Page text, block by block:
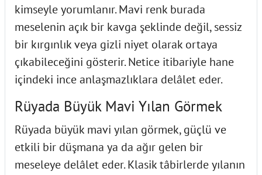
kimseyle yorumlanır. Mavi renk burada
meselenin açık bir kavga şeklinde değil, sessiz
bir kırgınlık veya gizli niyet olarak ortaya
çıkabileceğini gösterir. Netice itibariyle hane
içindeki ince anlaşmazlıklara delâlet eder.
Rüyada Büyük Mavi Yılan Görmek
Rüyada büyük mavi yılan görmek, güçlü ve
etkili bir düşmana ya da ağır gelen bir
meseleye delâlet eder. Klasik tâbirlerde yılanın